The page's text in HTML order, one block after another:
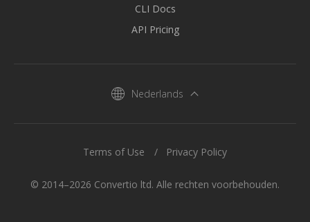
CLI Docs
API Pricing
Nederlands
© 2014–2026 Convertio ltd. Alle rechten voorbehouden.
Terms of Use Privacy Policy